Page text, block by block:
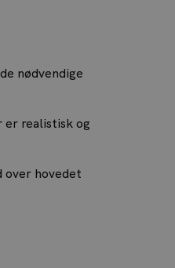
nødvendige
er realistisk og
over hovedet